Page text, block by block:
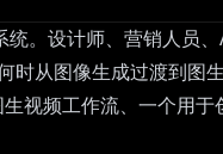
。设计师、营销人员
从图像生成过渡到图生
生视频工作流 、一个用